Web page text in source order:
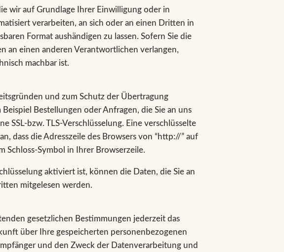
wir auf Grundlage Ihrer Einwilligung oder in
verarbeiten, an sich oder an einen Dritten in
Format aushändigen zu lassen. Sofern Sie die
an einen anderen Verantwortlichen verlangen,
machbar ist.
und zum Schutz der Übertragung
Bestellungen oder Anfragen, die Sie an uns
SSL-bzw. TLS-Verschlüsselung. Eine verschlüsselte
dass die Adresszeile des Browsers von “http://” auf
Schloss-Symbol in Ihrer Browserzeile.
aktiviert ist, können die Daten, die Sie an
mitgelesen werden.
gesetzlichen Bestimmungen jederzeit das
über Ihre gespeicherten personenbezogenen
und den Zweck der Datenverarbeitung und